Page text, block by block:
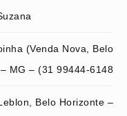
(Venda Nova, Belo
MG – (31 99444-6148
Belo Horizonte –